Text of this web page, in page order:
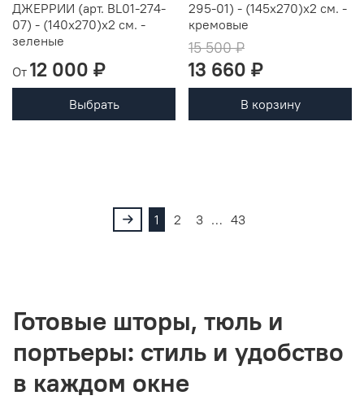
ДЖЕРРИИ (арт. BL01-274-
07) - (140х270)х2 см. -
зеленые
От 12 000 ₽
Выбрать
295-01) - (145х270)х2 см. -
кремовые
15 500 ₽
13 660 ₽
В корзину
1 2 3 … 43
Готовые шторы, тюль и
портьеры: стиль и удобство
в каждом окне